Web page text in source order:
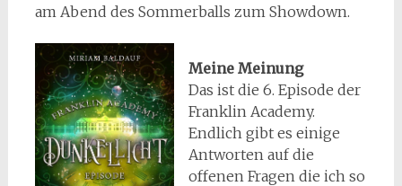
am Abend des Sommerballs zum Showdown.
Meine Meinung
Das ist die 6. Episode der
Franklin Academy.
Endlich gibt es einige
Antworten auf die
offenen Fragen die ich so